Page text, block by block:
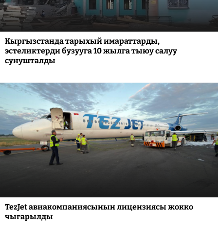
Кыргызстанда тарыхый имараттарды,
эстеликтерди бузууга 10 жылга тыюу салуу
сунушталды
TezJet авиакомпаниясынын лицензиясы жокко
чыгарылды